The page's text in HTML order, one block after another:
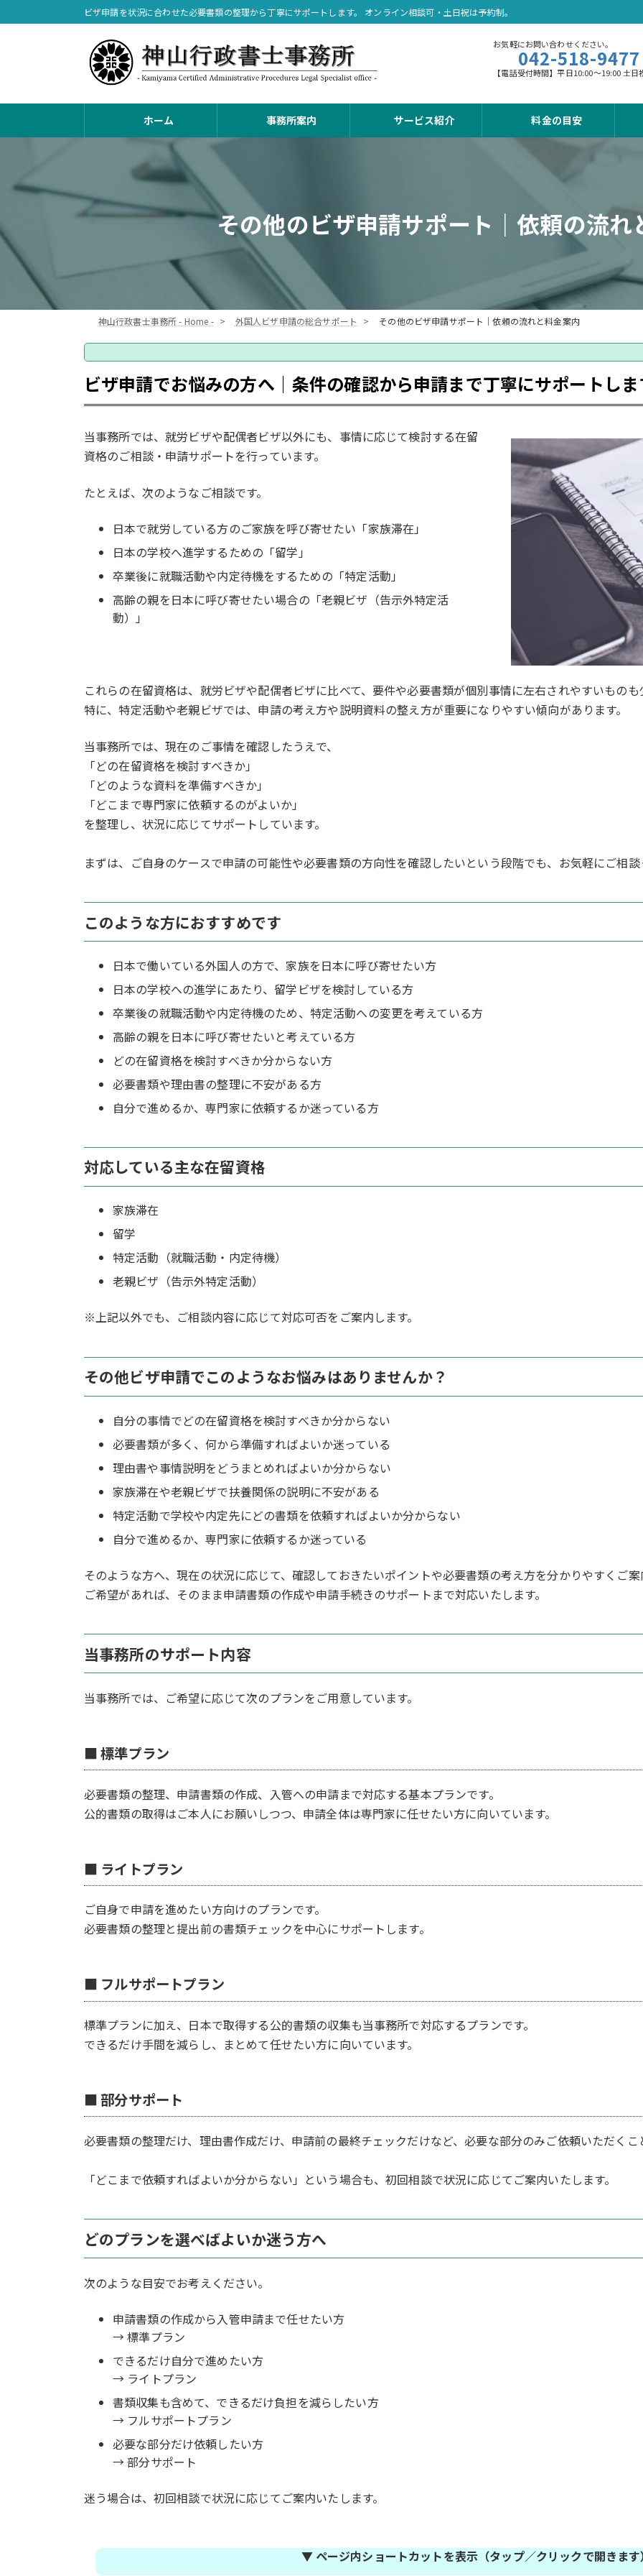
ン
キ
ビ
に
ビザ申請を状況に合わせた必要書類の整理から丁寧にサポートします。 オンライン相談可・土日祝は予約制。
お気軽にお問い合わせください。
042-518-9477
【電話受付時間】平日10:00～19:00 土
ホーム 事務所案内 サービス紹介 料金の目安
その他のビザ申請サポート｜依頼の流れ
神山行政書士事務所 - Home - 外国人ビザ申請の総合サポート その他のビザ申請サポート｜依頼の流れと料金案内
ビザ申請でお悩みの方へ｜条件の確認から申請まで丁寧にサポートし
当事務所では、就労ビザや配偶者ビザ以外にも、事情に応じて検討する在留
資格のご相談・申請サポートを行っています。
たとえば、次のようなご相談です。
日本で就労している方のご家族を呼び寄せたい「家族滞在」
日本の学校へ進学するための「留学」
卒業後に就職活動や内定待機をするための「特定活動」
高齢の親を日本に呼び寄せたい場合の「老親ビザ（告示外特定活
動）」
これらの在留資格は、就労ビザや配偶者ビザに比べて、要件や必要書類が個別事情に左右されやすいもの
特に、特定活動や老親ビザでは、申請の考え方や説明資料の整え方が重要になりやすい傾向があります。
当事務所では、現在のご事情を確認したうえで、
「どの在留資格を検討すべきか」
「どのような資料を準備すべきか」
「どこまで専門家に依頼するのがよいか」
を整理し、状況に応じてサポートしています。
まずは、ご自身のケースで申請の可能性や必要書類の方向性を確認したいという段階でも、お気軽にご相
このような方におすすめです
日本で働いている外国人の方で、家族を日本に呼び寄せたい方
日本の学校への進学にあたり、留学ビザを検討している方
卒業後の就職活動や内定待機のため、特定活動への変更を考えている方
高齢の親を日本に呼び寄せたいと考えている方
どの在留資格を検討すべきか分からない方
必要書類や理由書の整理に不安がある方
自分で進めるか、専門家に依頼するか迷っている方
対応している主な在留資格
家族滞在
留学
特定活動（就職活動・内定待機）
老親ビザ（告示外特定活動）
※上記以外でも、ご相談内容に応じて対応可否をご案内します。
その他ビザ申請でこのようなお悩みはありませんか？
自分の事情でどの在留資格を検討すべきか分からない
必要書類が多く、何から準備すればよいか迷っている
理由書や事情説明をどうまとめればよいか分からない
家族滞在や老親ビザで扶養関係の説明に不安がある
特定活動で学校や内定先にどの書類を依頼すればよいか分からない
自分で進めるか、専門家に依頼するか迷っている
そのような方へ、現在の状況に応じて、確認しておきたいポイントや必要書類の考え方を分かりやすくご案
ご希望があれば、そのまま申請書類の作成や申請手続きのサポートまで対応いたします。
当事務所のサポート内容
当事務所では、ご希望に応じて次のプランをご用意しています。
■ 標準プラン
必要書類の整理、申請書類の作成、入管への申請まで対応する基本プランです。
公的書類の取得はご本人にお願いしつつ、申請全体は専門家に任せたい方に向いています。
■ ライトプラン
ご自身で申請を進めたい方向けのプランです。
必要書類の整理と提出前の書類チェックを中心にサポートします。
■ フルサポートプラン
標準プランに加え、日本で取得する公的書類の収集も当事務所で対応するプランです。
できるだけ手間を減らし、まとめて任せたい方に向いています。
■ 部分サポート
必要書類の整理だけ、理由書作成だけ、申請前の最終チェックだけなど、必要な部分のみご依頼いただくこ
「どこまで依頼すればよいか分からない」という場合も、初回相談で状況に応じてご案内いたします。
どのプランを選べばよいか迷う方へ
次のような目安でお考えください。
申請書類の作成から入管申請まで任せたい方
→ 標準プラン
できるだけ自分で進めたい方
→ ライトプラン
書類収集も含めて、できるだけ負担を減らしたい方
→ フルサポートプラン
必要な部分だけ依頼したい方
→ 部分サポート
迷う場合は、初回相談で状況に応じてご案内いたします。
▼ ページ内ショートカットを表示 （タップ／クリックで開きま